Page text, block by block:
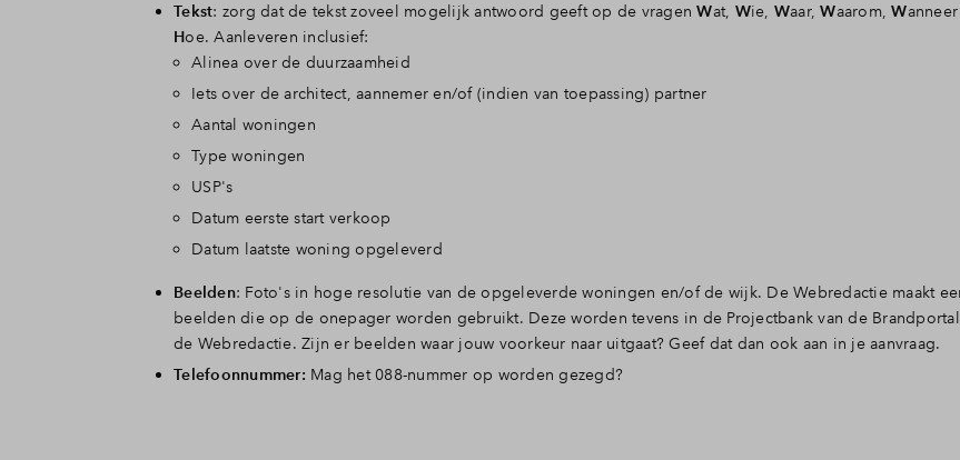
Tekst: zorg dat de tekst zoveel mogelijk antwoord geeft op de vragenWat, Wie, Waar,Waarom,W
Hoe. Aanleveren inclusief:
Alinea over de duurzaamheid
Iets over de architect, aannemer en/of (indien van toepassing) partner
Aantal woningen
Type woningen
USP's
Datum eerste start verkoop
Datum laatste woning opgeleverd
Beelden: Foto's in hoge resolutie van de opgeleverde woningen en/of de wijk. De Webredactie maakt
beelden die op de onepager worden gebruikt. Deze worden tevens in de Projectbank van de
de Webredactie. Zijn er beelden waar jouw voorkeur naar uitgaat? Geef dat dan ook aan in je aanvraag.
Telefoonnummer: Mag het 088-nummer op worden gezegd?